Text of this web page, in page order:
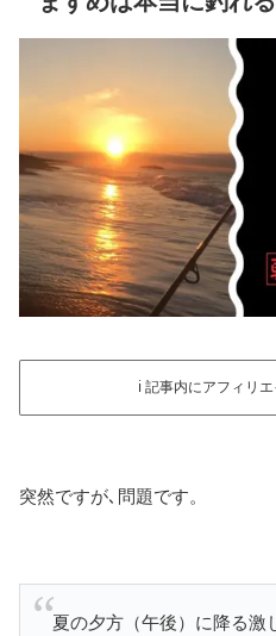
ℹ️ 記事内にアフィリ
突然ですが､問題です。
夏の夕方（午後）に降る激